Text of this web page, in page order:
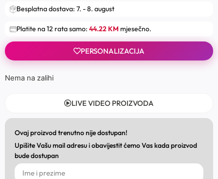
Besplatna dostava: 7. - 8. august
Platite na 12 rata samo: 44.22 KM mjesečno.
PERSONALIZACIJA
Nema na zalihi
LIVE VIDEO PROIZVODA
Ovaj proizvod trenutno nije dostupan!
Upišite Vašu mail adresu i obavijestit ćemo Vas kada proizvod
bude dostupan